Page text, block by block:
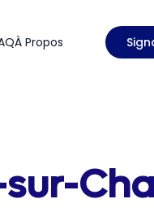
À Propos